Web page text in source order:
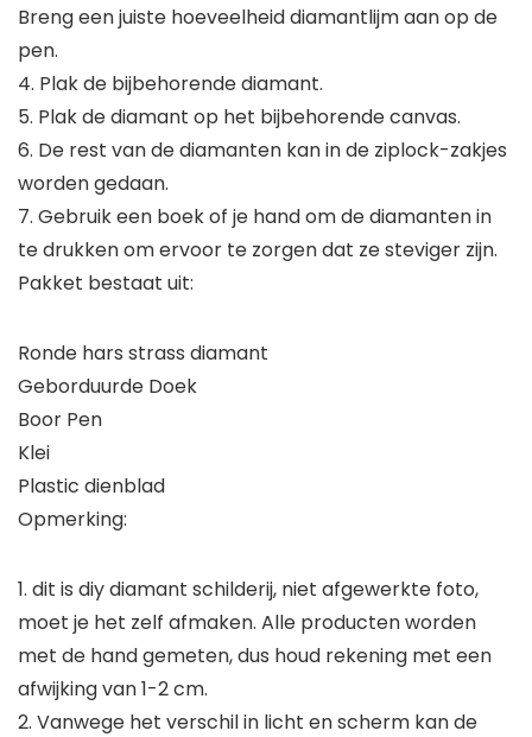
Breng een juiste hoeveelheid diamantlijm aan op de
pen.
4. Plak de bijbehorende diamant.
5. Plak de diamant op het bijbehorende canvas.
6. De rest van de diamanten kan in de ziplock-zakjes
worden gedaan.
7. Gebruik een boek of je hand om de diamanten in
te drukken om ervoor te zorgen dat ze steviger zijn.
Pakket bestaat uit:
Ronde hars strass diamant
Geborduurde Doek
Boor Pen
Klei
Plastic dienblad
Opmerking:
1. dit is diy diamant schilderij, niet afgewerkte foto,
moet je het zelf afmaken. Alle producten worden
met de hand gemeten, dus houd rekening met een
afwijking van 1-2 cm.
2. Vanwege het verschil in licht en scherm kan de